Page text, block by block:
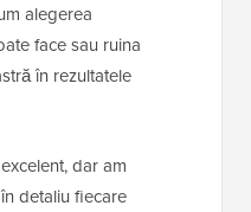
alegerea
face sau ruina
în rezultatele
dar am
detaliu fiecare